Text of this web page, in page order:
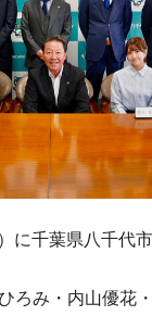
に千葉県八千代
ろみ・内山優花